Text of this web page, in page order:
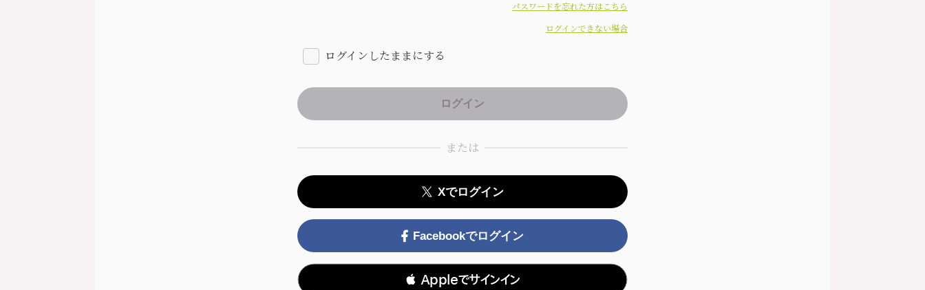
パスワードを忘れた方はこちら
ログインできない場合
ログインしたままにする
または
Xでログイン
Facebookでログイン
 Appleでサインイン